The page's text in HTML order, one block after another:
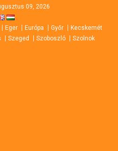
09, 2026
Eger Európa Győr
Kecskemét
Szeged Szoboszló Szolnok